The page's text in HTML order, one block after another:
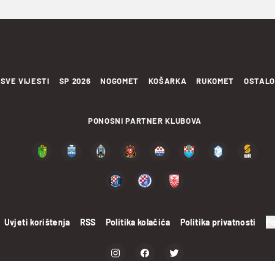
SVE VIJESTI SP 2026 NOGOMET KOŠARKA RUKOMET OSTALO
PONOSNI PARTNER KLUBOVA
Uvjeti korištenja RSS Politika kolačića Politika privatnosti